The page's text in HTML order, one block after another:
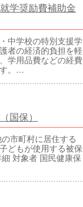
学奨励費補助金
中学校の特別支援学
者の経済的負担を軽
学用品費などの経費
。…
国保）
市町村に居住する
どもが使用する被保
対象者 国民健康保